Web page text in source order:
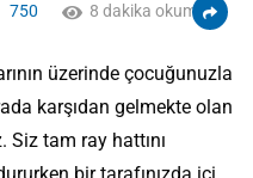
750 8 dakika okuma
üzerinde çocuğunuzla
karşıdan gelmekte olan
Siz tam ray hattını